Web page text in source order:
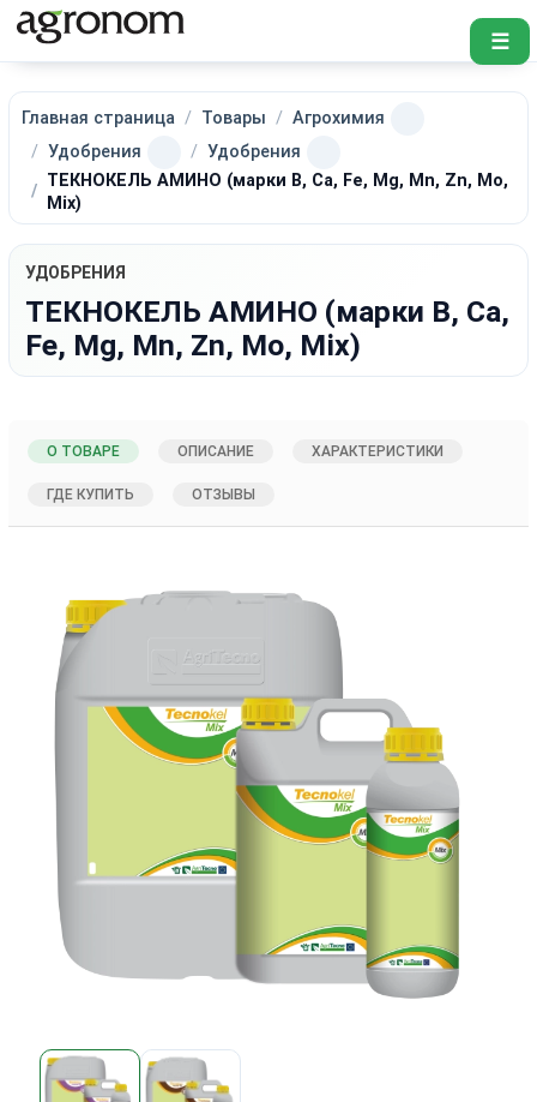
☰
Главная страница Товары
Агрохимия
Удобрения
Удобрения
ТЕКНОКЕЛЬ АМИНО (марки B, Ca, Fe, Mg, Mn, Zn, Mo,
Mix)
УДОБРЕНИЯ
ТЕКНОКЕЛЬ АМИНО (марки B, Ca,
Fe, Mg, Mn, Zn, Mo, Mix)
О ТОВАРЕ ОПИСАНИЕ ХАРАКТЕРИСТИКИ
ГДЕ КУПИТЬ ОТЗЫВЫ